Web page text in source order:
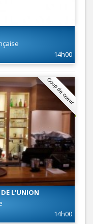
14h00
Coup de coeur
DE L'UNION
14h00